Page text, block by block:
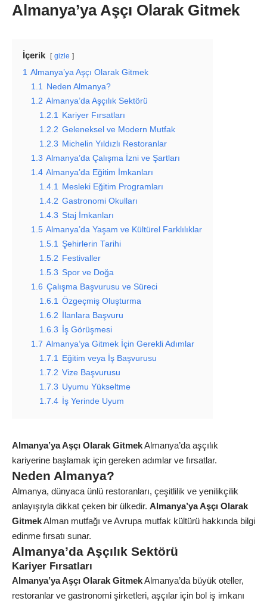
Almanya’ya Aşçı Olarak Gitmek
İçerik gizle
1 Almanya’ya Aşçı Olarak Gitmek
1.1
Neden Almanya?
1.2 Almanya’da Aşçılık Sektörü
1.2.1
Kariyer Fırsatları
1.2.2 Geleneksel ve Modern Mutfak
1.2.3 Michelin Yıldızlı Restoranlar
1.3 Almanya’da Çalışma İzni ve Şartları
1.4 Almanya’da Eğitim İmkanları
1.4.1
Mesleki Eğitim Programları
1.4.2 Gastronomi Okulları
1.4.3 Staj İmkanları
1.5 Almanya’da Yaşam ve Kültürel Farklılıklar
1.5.1
Şehirlerin Tarihi
1.5.2 Festivaller
1.5.3 Spor ve Doğa
1.6 Çalışma Başvurusu ve Süreci
1.6.1
Özgeçmiş Oluşturma
1.6.2
İlanlara Başvuru
1.6.3
İş Görüşmesi
1.7 Almanya’ya Gitmek İçin Gerekli Adımlar
1.7.1
Eğitim veya İş Başvurusu
1.7.2 Vize Başvurusu
1.7.3 Uyumu Yükseltme
1.7.4
İş Yerinde Uyum
Almanya’ya Aşçı Olarak GitmekAlmanya’da aşçılık
kariyerine başlamak için gereken adımlar ve fırsatlar.
Neden Almanya?
Almanya, dünyaca ünlü restoranları, çeşitlilik ve yenilikçilik
anlayışıyla dikkat çeken bir ülkedir. Almanya’ya Aşçı Olarak
GitmekAlman mutfağı ve Avrupa mutfak kültürü hakkında bilgi
edinme fırsatı sunar.
Almanya’da Aşçılık Sektörü
Kariyer Fırsatları
Almanya’ya Aşçı Olarak GitmekAlmanya’da büyük oteller,
restoranlar ve gastronomi şirketleri, aşçılar için bol iş imkanı